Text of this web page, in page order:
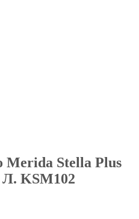
Merida Stella Plus
KSM102